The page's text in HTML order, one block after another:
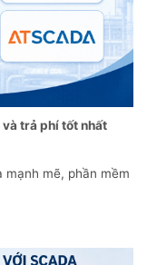
và trả phí tốt nhất
mạnh mẽ, phần mềm